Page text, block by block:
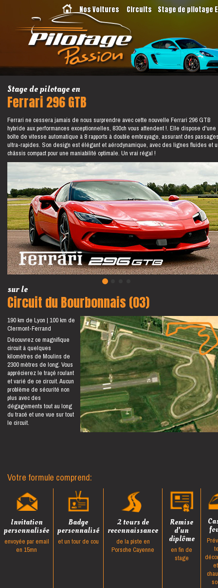
Nos Voitures Circuits Stage de pilotage
Stage de pilotage en
Ferrari 296 GTB
Ferrari ne cessera jamais de nous surprendre avec cette nouvelle Ferrari 296 GTB
hybride aux performances exceptionnelles, 830ch vous attendent !. Elle dispose d'une
boîte de vitesse automatique à 8 rapports à double embrayage, assurant des
ultra-rapides. Son design est élégant et aérodynamique, avec des lignes fluides et
châssis compact pour une maniabilité optimale. Un vrai régal !
sur le
Circuit du Bourbonnais (03)
190 km de Lyon 100 km de
Clermont-Ferrand
Découvrez ce magnifique
circuit à quelques
kilomètres de Moulins de
2300 mètres de long. Vous
apprécierez le traçé roulant
et varié de ce circuit. Aucun
problème de sécurité non
plus avec des
dégagements tout au long
du tracé et une vue sur tout
le circuit.
Votre formule comprend:
Invitation
personnalisée
envoyée par email
en 15mn
Badge
personnalisé
et un tour de cou
2 tours de
reconnaissance
de la piste en
Porsche Cayenne
Remise
d'un
diplôme
en fin de
stage